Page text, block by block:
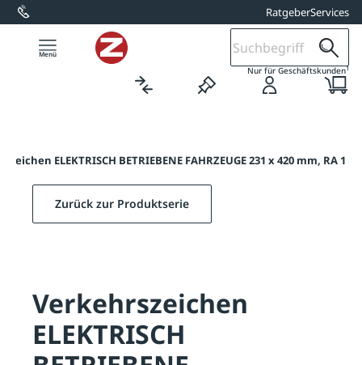
springen RatgeberServices
Nur für Geschäftskunden1
ELEKTRISCH BETRIEBENE FAHRZEUGE 231 x 420 mm, RA 1
Zurück zur Produktserie
Verkehrszeichen
ELEKTRISCH